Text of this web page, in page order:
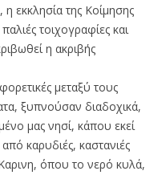
εκκλησία της Κοίμησης
τοιχογραφίες και
η ακριβής
μεταξύ τους
ξυπνούσαν διαδοχικά,
μας νησί, κάπου εκεί
καρυδιές, καστανιές
όπου το νερό κυλά,